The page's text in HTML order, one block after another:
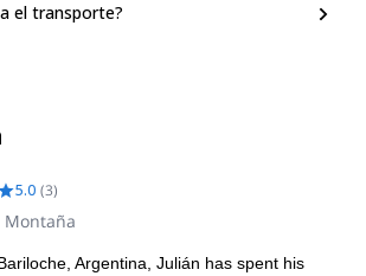
el transporte?
5.0 (3)
Montaña
Argentina, Julián has spent his